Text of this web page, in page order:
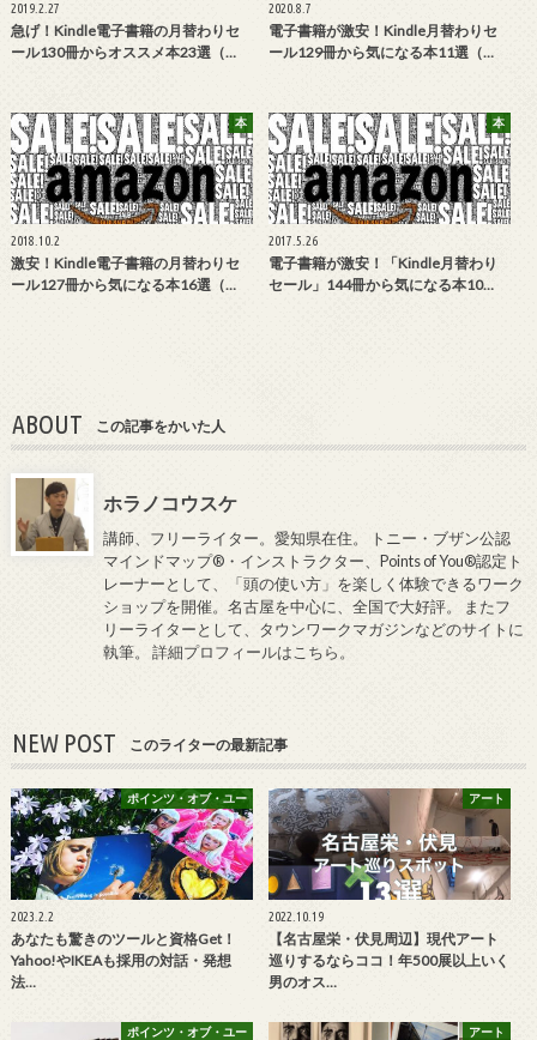
2019.2.27
急げ！Kindle電子書籍の月替わりセ
ール130冊からオススメ本23選（…
2020.8.7
電子書籍が激安！Kindle月替わりセ
ール129冊から気になる本11選（…
本
2018.10.2
激安！Kindle電子書籍の月替わりセ
ール127冊から気になる本16選（…
本
2017.5.26
電子書籍が激安！「Kindle月替わり
セール」144冊から気になる本10…
ABOUT この記事をかいた人
ホラノコウスケ
講師、フリーライター。愛知県在住。 トニー・ブザン公認
マインドマップ®・インストラクター、Points of You®認定ト
レーナーとして、「頭の使い方」を楽しく体験できるワーク
ショップを開催。名古屋を中心に、全国で大好評。 またフ
リーライターとして、タウンワークマガジンなどのサイトに
執筆。詳細プロフィールはこちら。
NEW POST このライターの最新記事
ポインツ・オブ・ユー
2023.2.2
あなたも驚きのツールと資格Get！
Yahoo!やIKEAも採用の対話・発想
法…
アート
2022.10.19
【名古屋栄・伏見周辺】現代アート
巡りするならココ！年500展以上いく
男のオス…
ポインツ・オブ・ユー アート